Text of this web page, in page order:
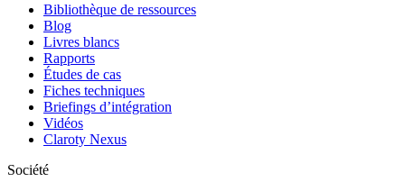
Bibliothèque de ressources
Blog
Livres blancs
Rapports
Études de cas
Fiches techniques
Briefings d’intégration
Vidéos
Claroty Nexus
Société